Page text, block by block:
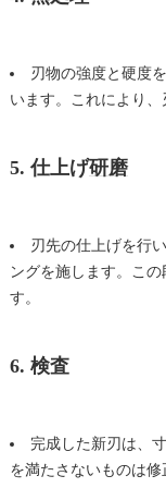
刃物の強度と硬度
います。これにより、
5. 仕上げ研磨
刃先の仕上げを行
ングを施します。こ
す。
6. 検査
完成した新刃は、
を満たさないものは修